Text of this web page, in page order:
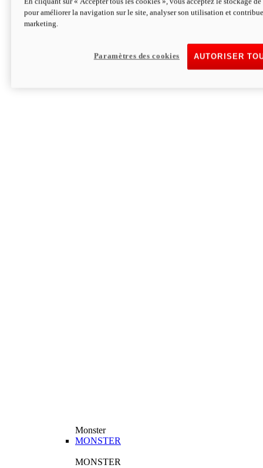
Hypermotard V2 SP 100
Découvrez-le
Monster
MONSTER
MONSTER
pour améliorer la navigation sur le site, analyser son utilisation et
marketing.
AUTORISER
Paramètres des cookies